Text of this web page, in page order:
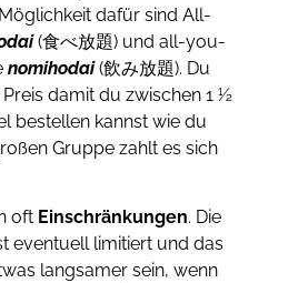
dafür sind All-
(食べ放題) und all-you-
nomihodai(飲み放題). Du
damit du zwischen 1 ½
bestellen kannst wie du
Gruppe zahlt es sich
oft Einschränkungen. Die
eventuell limitiert und das
langsamer sein, wenn